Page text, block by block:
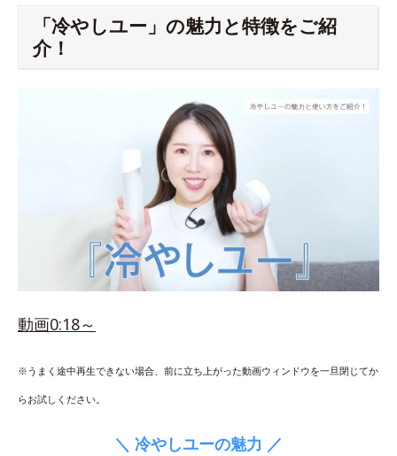
「冷やしユー」の魅力と特徴をご紹
介！
動画0:18～
※うまく途中再生できない場合、前に立ち上がった動画ウィンドウを一旦閉じてか
らお試しください。
＼ 冷やしユーの魅力 ／